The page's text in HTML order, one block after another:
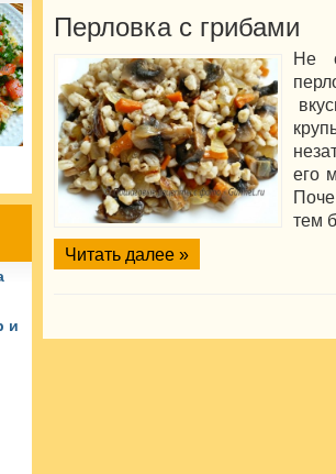
и
Перловка с грибами
Не
его
тем
Читать далее »